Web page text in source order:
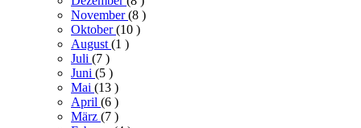
November(8 )
Oktober(10 )
August (1 )
Juli (7 )
Juni (5 )
Mai (13 )
April (6 )
März (7 )